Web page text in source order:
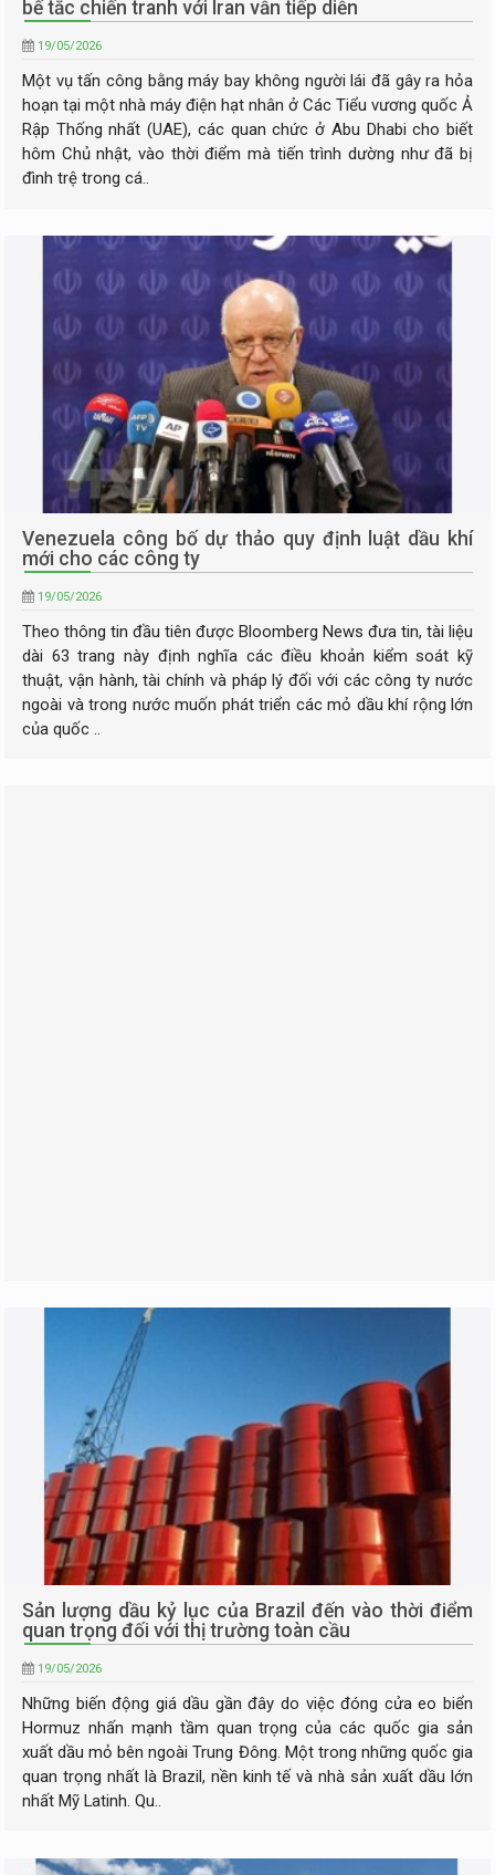
bế tắc chiến tranh với Iran vẫn tiếp diễn
19/05/2026
Một vụ tấn công bằng máy bay không người lái đã gây ra hỏa
hoạn tại một nhà máy điện hạt nhân ở Các Tiểu vương quốc Ả
Rập Thống nhất (UAE), các quan chức ở Abu Dhabi cho biết
hôm Chủ nhật, vào thời điểm mà tiến trình dường như đã bị
đình trệ trong cá..
Venezuela công bố dự thảo quy định luật dầu khí
mới cho các công ty
19/05/2026
Theo thông tin đầu tiên được Bloomberg News đưa tin, tài liệu
dài 63 trang này định nghĩa các điều khoản kiểm soát kỹ
thuật, vận hành, tài chính và pháp lý đối với các công ty nước
ngoài và trong nước muốn phát triển các mỏ dầu khí rộng lớn
của quốc ..
Sản lượng dầu kỷ lục của Brazil đến vào thời điểm
quan trọng đối với thị trường toàn cầu
19/05/2026
Những biến động giá dầu gần đây do việc đóng cửa eo biển
Hormuz nhấn mạnh tầm quan trọng của các quốc gia sản
xuất dầu mỏ bên ngoài Trung Đông. Một trong những quốc gia
quan trọng nhất là Brazil, nền kinh tế và nhà sản xuất dầu lớn
nhất Mỹ Latinh. Qu..